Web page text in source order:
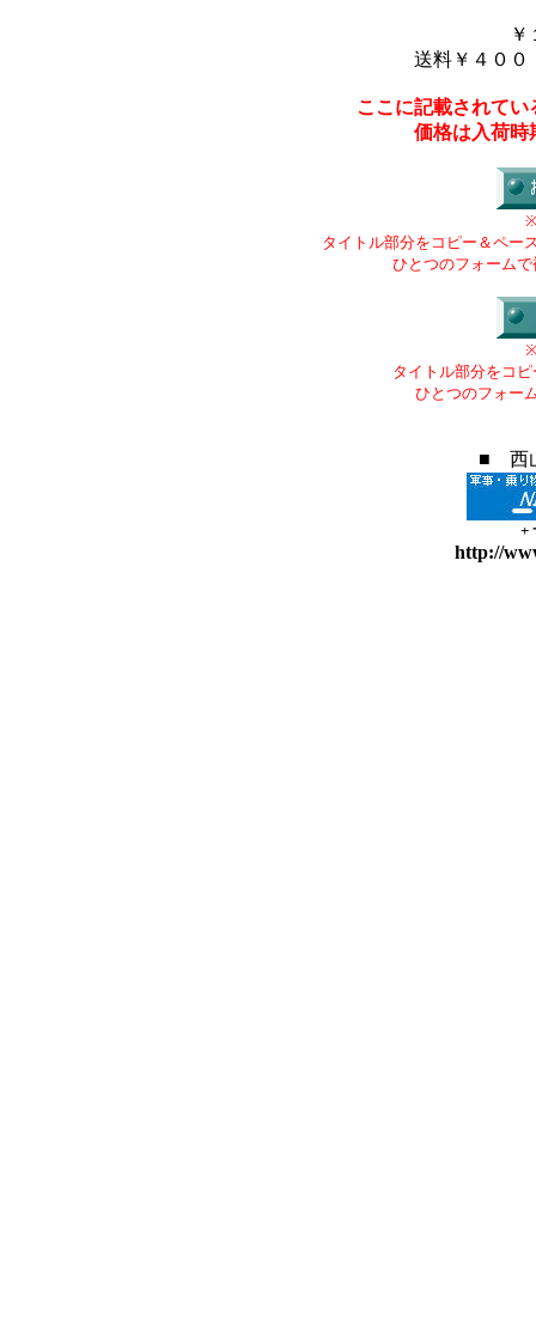
送料￥４００
ここに記載されて
価格は入荷時
タイトル部分をコピー＆ペー
ひとつのフォーム
タイトル部分をコ
ひとつのフォー
■ 西
+
http://